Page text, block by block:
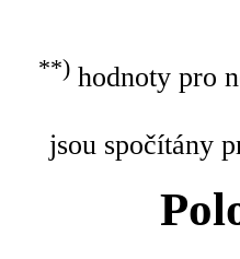
**)hodnoty pro
jsou spočítány